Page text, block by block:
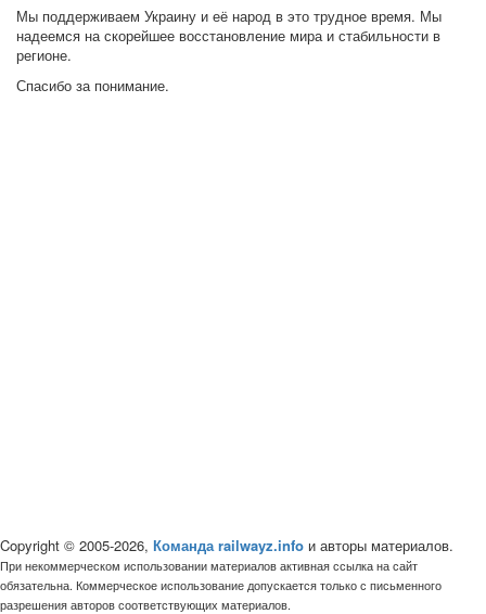
Мы поддерживаем Украину и её народ в это трудное время. Мы
надеемся на скорейшее восстановление мира и стабильности в
регионе.
Спасибо за понимание.
Copyright © 2005-2026, Команда railwayz.info и авторы материалов.
При некоммерческом использовании материалов активная ссылка на сайт
обязательна. Коммерческое использование допускается только с письменного
разрешения авторов соответствующих материалов.